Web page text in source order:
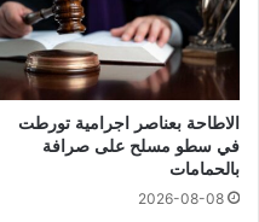
الاطاحة بعناصر اجرامية تورطت
في سطو مسلح على صرافة
بالحمامات
2026-08-08